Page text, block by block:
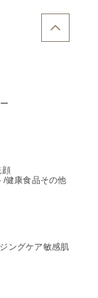
顔
/健康食品その他
ングケア敏感肌